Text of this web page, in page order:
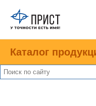
Каталог